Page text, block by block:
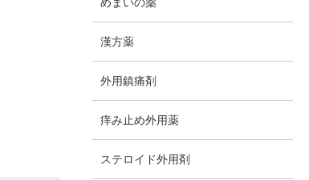
漢方薬
外用鎮痛剤
痒み止め外用薬
ステロイド外用剤